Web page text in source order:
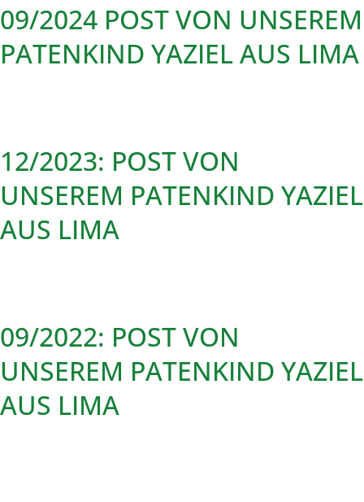
09/2024 POST VON UNSEREM
PATENKIND YAZIEL AUS LIMA
12/2023: POST VON
UNSEREM PATENKIND YAZIEL
AUS LIMA
09/2022: POST VON
UNSEREM PATENKIND YAZIEL
AUS LIMA